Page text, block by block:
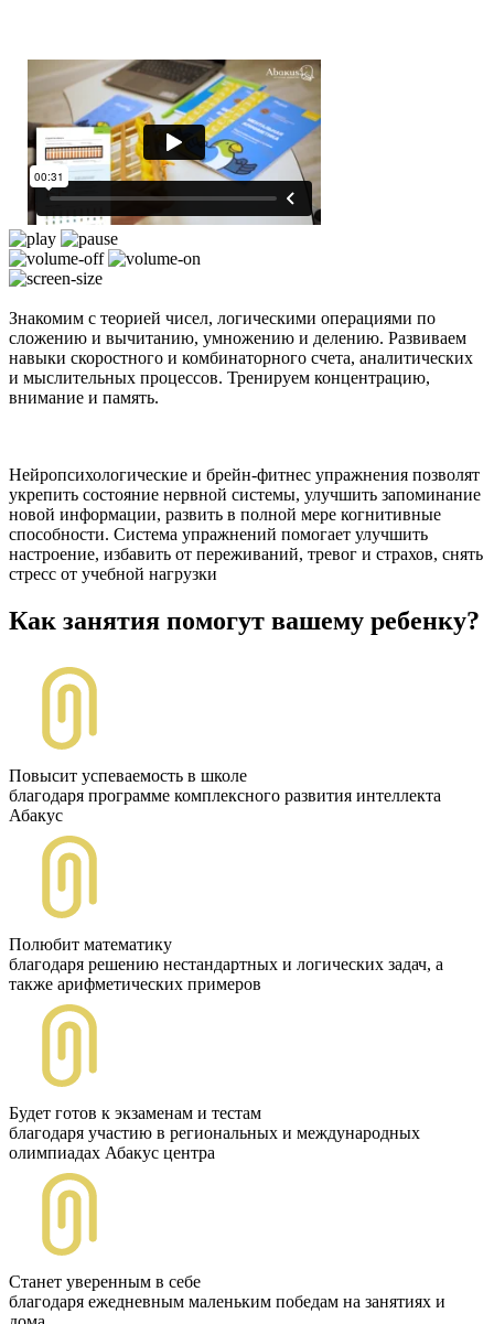
Знакомим с теорией чисел, логическими операциями по
сложению и вычитанию, умножению и делению. Развиваем
навыки скоростного и комбинаторного счета, аналитических
и мыслительных процессов. Тренируем концентрацию,
внимание и память.
Нейропсихологические и брейн-фитнес упражнения позволят
укрепить состояние нервной системы, улучшить запоминание
новой информации, развить в полной мере когнитивные
способности. Система упражнений помогает улучшить
настроение, избавить от переживаний, тревог и страхов, снять
стресс от учебной нагрузки
Как занятия помогут вашему ребенку?
Повысит успеваемость в школе
благодаря программе комплексного развития интеллекта
Абакус
Полюбит математику
благодаря решению нестандартных и логических задач, а
такжe арифметических примеров
Будет готов к экзаменам и тестам
благодаря участию в региональных и международных
олимпиадах Абакус центра
Станет уверенным в себе
благодаря ежедневным маленьким победам на занятиях и